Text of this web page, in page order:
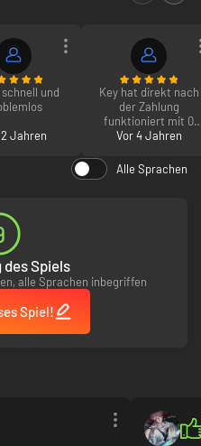
und
Jahren
Key hat direkt nach
der Zahlung
funktioniert mit 0
sek Wartezeit.
Vor 4 Jahren
Alle Sprachen
Spiels
alle Sprachen inbegriffen
Spiel!